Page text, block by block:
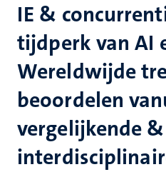
IE &
tijdperk van AI
Wereldwijde
beoordelen
vergelijkende &